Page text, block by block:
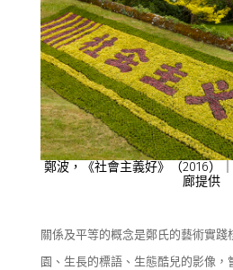
鄭波，《社會主義好》（2016）
廊提供
關係及平等的概念是鄭氏的藝術實踐
園、生長的標語、生態酷兒的影像，